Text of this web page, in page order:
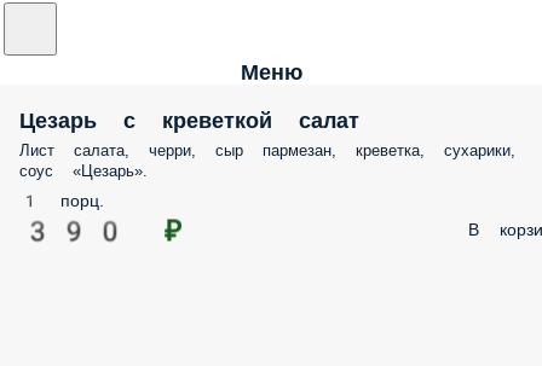
Меню
Цезарь с креветкой салат
Лист салата, черри, сыр пармезан, креветка, сухарики,
соус «Цезарь».
1 порц.
390 ₽ В